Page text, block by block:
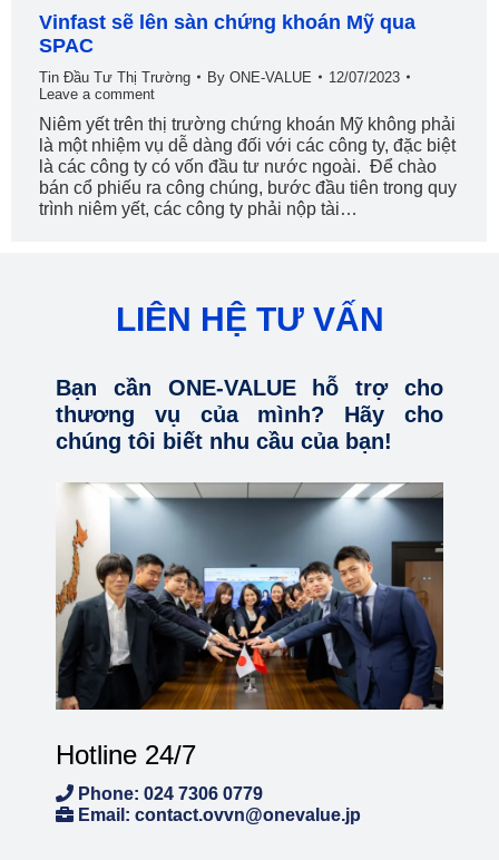
Vinfast sẽ lên sàn chứng khoán Mỹ qua
SPAC
Tin Đầu Tư Thị Trường By ONE-VALUE
12/07/2023
Leave a comment
Niêm yết trên thị trường chứng khoán Mỹ không phải
là một nhiệm vụ dễ dàng đối với các công ty, đặc biệt
là các công ty có vốn đầu tư nước ngoài. Để chào
bán cổ phiếu ra công chúng, bước đầu tiên trong quy
trình niêm yết, các công ty phải nộp tài…
LIÊN HỆ TƯ VẤN
Bạn cần ONE-VALUE hỗ trợ cho
thương vụ của mình? Hãy cho
chúng tôi biết nhu cầu của bạn!
Hotline 24/7
Phone: 024 7306 0779
Email: contact.ovvn@onevalue.jp